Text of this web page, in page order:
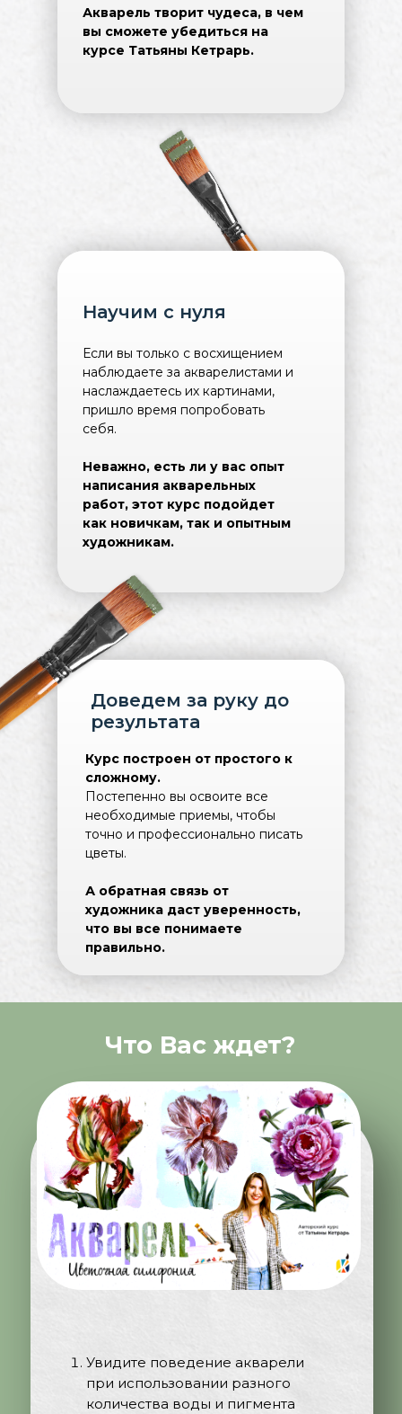
Акварель творит чудеса, в чем
вы сможете убедиться на
курсе Татьяны Кетрарь.
Научим с нуля
Если вы только с восхищением
наблюдаете за акварелистами и
наслаждаетесь их картинами,
пришло время попробовать
себя.
Неважно, есть ли у вас опыт
написания акварельных
работ, этот курс подойдет
как новичкам, так и опытным
художникам.
Доведем за руку до
результата
Курс построен от простого к
сложному.
Постепенно вы освоите все
необходимые приемы, чтобы
точно и профессионально писать
цветы.
А обратная связь от
художника даст уверенность,
что вы все понимаете
правильно.
ЧТО ВАС ЖДЕТ?
Увидите поведение акварели
при использовании разного
количества воды и пигмента
Что Вас ждет?